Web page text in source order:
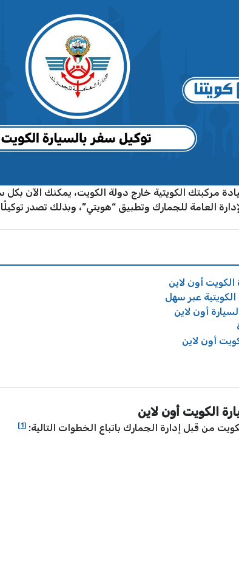
الكويتية خارج دولة الكويت، يمكنك الآن بكل
العامة للجمارك وتطبيق “هويتي”، وبذلك تصدر
أون لاين
عبر سهل
أون لاين
أون لاين
الكويت أون لاين
من قبل إدارة الجمارك باتباع الخطوات التالية: [1]